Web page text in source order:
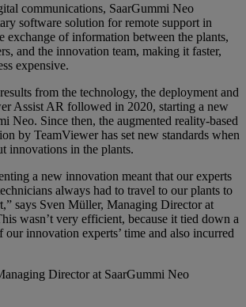
communications, SaarGummi Neo
software solution for remote support in
exchange of information between the plants,
and the innovation team, making it faster,
expensive.
from the technology, the deployment and
Assist AR followed in 2020, starting a new
Neo. Since then, the augmented reality-based
by TeamViewer has set new standards when
innovations in the plants.
a new innovation meant that our experts
always had to travel to our plants to
says Sven Müller, Managing Director at
wasn’t very efficient, because it tied down a
innovation experts’ time and also incurred
Director at SaarGummi Neo